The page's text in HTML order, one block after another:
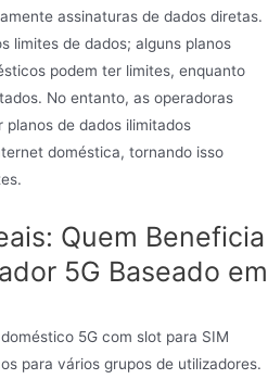
assinaturas de dados diretas.
limites de dados; alguns planos
podem ter limites, enquanto
No entanto, as operadoras
de dados ilimitados
doméstica, tornando isso
Quem Beneficia
5G Baseado em
5G com slot para SIM
para vários grupos de utilizadores.